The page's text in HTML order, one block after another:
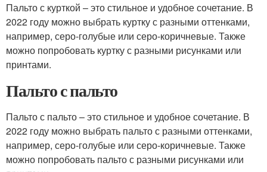
Пальто с курткой – это стильное и удобное сочетание. В
2022 году можно выбрать куртку с разными оттенками,
например, серо-голубые или серо-коричневые. Также
можно попробовать куртку с разными рисунками или
принтами.
Пальто с пальто
Пальто с пальто – это стильное и удобное сочетание. В
2022 году можно выбрать пальто с разными оттенками,
например, серо-голубые или серо-коричневые. Также
можно попробовать пальто с разными рисунками или